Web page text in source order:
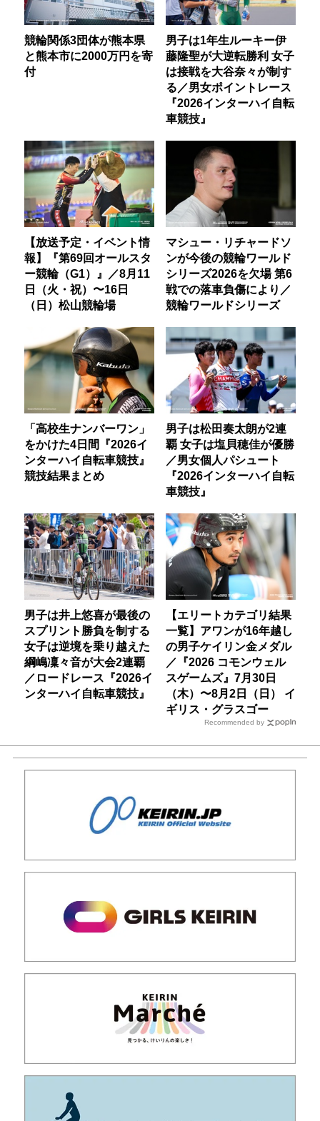
競輪関係3団体が熊本県
と熊本市に2000万円を寄
付
男子は1年生ルーキー伊
藤隆聖が大逆転勝利 女子
は接戦を大谷奈々が制す
る／男女ポイントレース
『2026インターハイ自転
車競技』
【放送予定・イベント情
報】『第69回オールスタ
ー競輪（G1）』／8月11
日（火・祝）〜16日
（日）松山競輪場
マシュー・リチャードソ
ンが今後の競輪ワールド
シリーズ2026を欠場 第6
戦での落車負傷により／
競輪ワールドシリーズ
「高校生ナンバーワン」
をかけた4日間『2026イ
ンターハイ自転車競技』
競技結果まとめ
男子は松田奏太朗が2連
覇 女子は塩貝穂佳が優勝
／男女個人パシュート
『2026インターハイ自転
車競技』
男子は井上悠喜が最後の
スプリント勝負を制する
女子は逆境を乗り越えた
綱嶋凜々音が大会2連覇
／ロードレース『2026イ
ンターハイ自転車競技』
【エリートカテゴリ結果
一覧】アワンが16年越し
の男子ケイリン金メダル
／『2026 コモンウェル
スゲームズ』7月30日
（木）〜8月2日（日） イ
ギリス・グラスゴー
Recommended by